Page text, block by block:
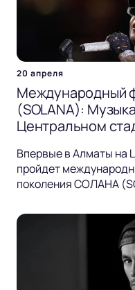
20 апреля
Международный
(SOLANA):
Центральном
Впервые в Алматы на
пройдет
поколения СОЛАНА